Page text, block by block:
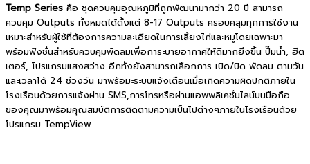
Temp Series คือ ชุดควบคุมอุณหภูมิที่ถูกพัฒนามากว่า 20 ปี สามารถ
ควบคุม Outputs ทั้งหมดได้ตั้งแต่ 8-17 Outputs ครอบคลุมทุกการใช้งาน
เหมาะสำหรับผู้ใช้ที่ต้องการความละเอียดในการเลี้ยงไก่และหมูโดยเฉพาะมา
พร้อมฟังชั่นสำหรับควบคุมพัดลมเพื่อการะบายอากาศให้ดีมากยิ่งขึ้น ปั๊มน้ำ, ฮีต
เตอร์, โปรแกรมแสงสว่าง อีกทั้งยังสามารถเลือกการ เปิด/ปิด พัดลม ตามวัน
และเวลาได้ 24 ช่วงวัน มาพร้อมะระบบแจ้งเตือนเมื่อเกิดความผิดปกติภายใน
โรงเรือนด้วยการแจ้งผ่าน SMS,การโทรหรือผ่านแอพพลิเคชั่นไลน์บนมือถือ
ของคุณมาพร้อมคุณสมบัติการติดตามความเป็นไปต่างๆภายในโรงเรือนด้วย
โปรแกรม TempView